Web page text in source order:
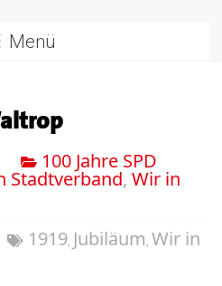
Menü
100 Jahre SPD
Stadtverband,Wir in
1919, Jubiläum, Wir in